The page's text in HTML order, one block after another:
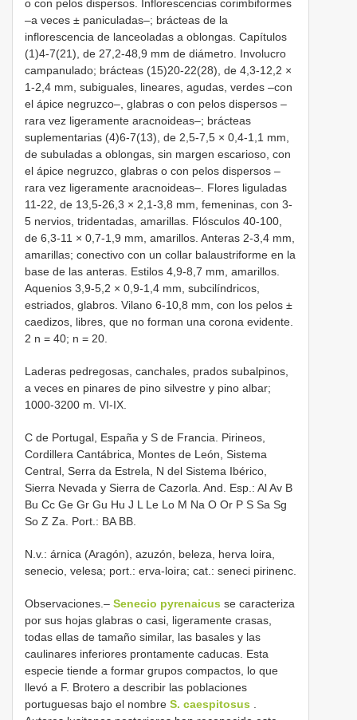
o con pelos dispersos. Inflorescencias corimbiformes
–a veces ± paniculadas–; brácteas de la
inflorescencia de lanceoladas a oblongas. Capítulos
(1)4-7(21), de 27,2-48,9 mm de diámetro. Involucro
campanulado; brácteas (15)20-22(28), de 4,3-12,2 ×
1-2,4 mm, subiguales, lineares, agudas, verdes –con
el ápice negruzco–, glabras o con pelos dispersos –
rara vez ligeramente aracnoideas–; brácteas
suplementarias (4)6-7(13), de 2,5-7,5 × 0,4-1,1 mm,
de subuladas a oblongas, sin margen escarioso, con
el ápice negruzco, glabras o con pelos dispersos –
rara vez ligeramente aracnoideas–. Flores liguladas
11-22, de 13,5-26,3 × 2,1-3,8 mm, femeninas, con 3-
5 nervios, tridentadas, amarillas. Flósculos 40-100,
de 6,3-11 × 0,7-1,9 mm, amarillos. Anteras 2-3,4 mm,
amarillas; conectivo con un collar balaustriforme en la
base de las anteras. Estilos 4,9-8,7 mm, amarillos.
Aquenios 3,9-5,2 × 0,9-1,4 mm, subcilíndricos,
estriados, glabros. Vilano 6-10,8 mm, con los pelos ±
caedizos, libres, que no forman una corona evidente.
2 n = 40; n = 20.
Laderas pedregosas, canchales, prados subalpinos,
a veces en pinares de pino silvestre y pino albar;
1000-3200 m. VI-IX.
C de Portugal, España y S de Francia. Pirineos,
Cordillera Cantábrica, Montes de León, Sistema
Central, Serra da Estrela, N del Sistema Ibérico,
Sierra Nevada y Sierra de Cazorla. And. Esp.: Al Av B
Bu Cc Ge Gr Gu Hu J L Le Lo M Na O Or P S Sa Sg
So Z Za. Port.: BA BB.
N.v.: árnica (Aragón), azuzón, beleza, herva loira,
senecio, velesa; port.: erva-loira; cat.: seneci pirinenc.
Observaciones.– Senecio pyrenaicus se caracteriza
por sus hojas glabras o casi, ligeramente crasas,
todas ellas de tamaño similar, las basales y las
caulinares inferiores prontamente caducas. Esta
especie tiende a formar grupos compactos, lo que
llevó a F. Brotero a describir las poblaciones
portuguesas bajo el nombre S. caespitosus .